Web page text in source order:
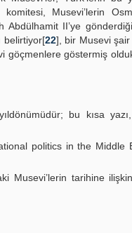
Musevi’lerin
Abdülhamit II’ye
belirtiyor[22], bir Musevi şair
göçmenlere göstermiş
bu kısa
politics in the Middle
Musevi’lerin tarihine